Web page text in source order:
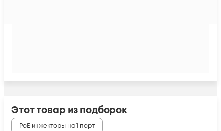
Этот товар из подборок
PoE инжекторы на 1 порт